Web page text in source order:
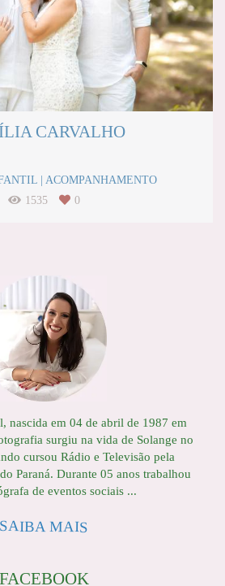
CARVALHO
| ACOMPANHAMENTO
1535
0
nascida em 04 de abril de 1987 em
surgiu na vida de Solange no
cursou Rádio e Televisão pela
Paraná. Durante 05 anos trabalhou
de eventos sociais ...
SAIBA MAIS
FACEBOOK